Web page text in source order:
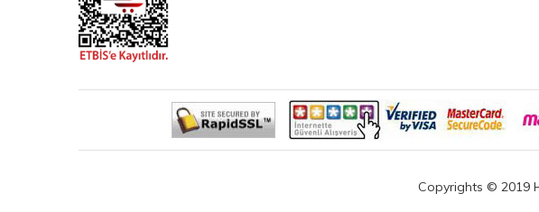
Copyrights © 2019